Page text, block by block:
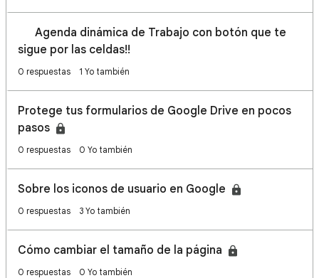
📆 Agenda dinámica de Trabajo con botón que te
sigue por las celdas!!
0 respuestas 1 Yo también
Protege tus formularios de Google Drive en pocos
pasos
0 respuestas 0 Yo también
Sobre los iconos de usuario en Google
0 respuestas 3 Yo también
Cómo cambiar el tamaño de la página
0 respuestas 0 Yo también